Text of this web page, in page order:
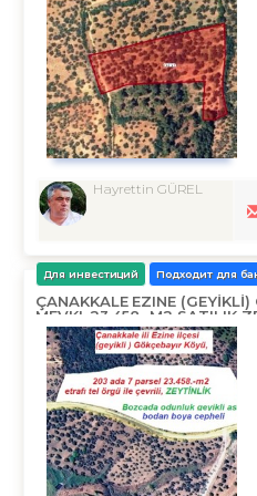
Hayrettin GÜREL
Для инвестиций Подходит для
ÇANAKKALE EZINE (GEYİKLİ)
MEVKI..23.458.-M2 SATILIK
CEPHELI